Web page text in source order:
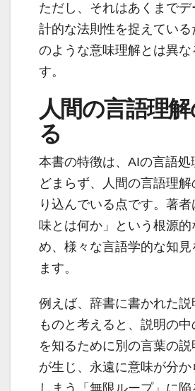
ただし、それはあくまで
計的な法則性を捉えている
のような意味理解とは異な
す。
人間の言語理
る
本書の特徴は、AIの言語処
どまらず、人間の言語理解
り込んでいる点です。著
味とは何か」という根源
め、様々な言語学的な知
ます。
例えば、辞書に書かれた
ものと考えると、説明の
を知るために別の言葉の
が生じ、永遠に意味が分か
しまう「無限ループ」に